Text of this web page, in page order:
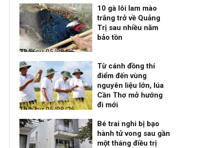
Thời sự
05/08/26, 23:56
10 gà lôi lam mào
trắng trở về Quảng
Trị sau nhiều năm
bảo tồn
Thời sự
05/08/26, 19:17
Từ cánh đồng thí
điểm đến vùng
nguyên liệu lớn, lúa
Cần Thơ mở hướng
đi mới
Bé trai nghi bị bạo
hành tử vong sau gần
một tháng điều trị